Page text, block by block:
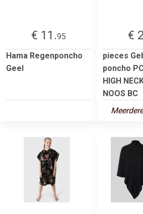
€ 11.95
Hama Regenponcho
Geel
€
pieces
poncho
HIGH
NOOS BC